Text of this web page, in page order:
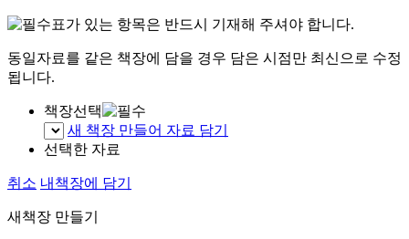
표가 있는 항목은 반드시 기재해 주셔야 합니다.
동일자료를 같은 책장에 담을 경우 담은 시점만 최신으로 수정
됩니다.
책장선택
새 책장 만들어 자료 담기
선택한 자료
취소 내책장에 담기
새책장 만들기